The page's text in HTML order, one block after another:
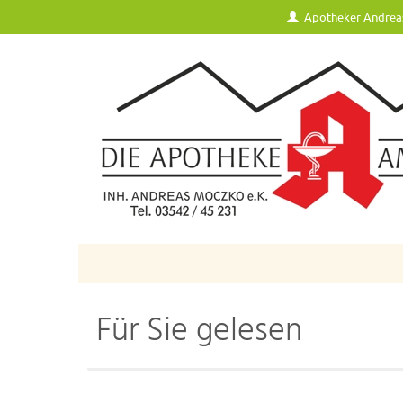
Apotheker
Für Sie gelesen